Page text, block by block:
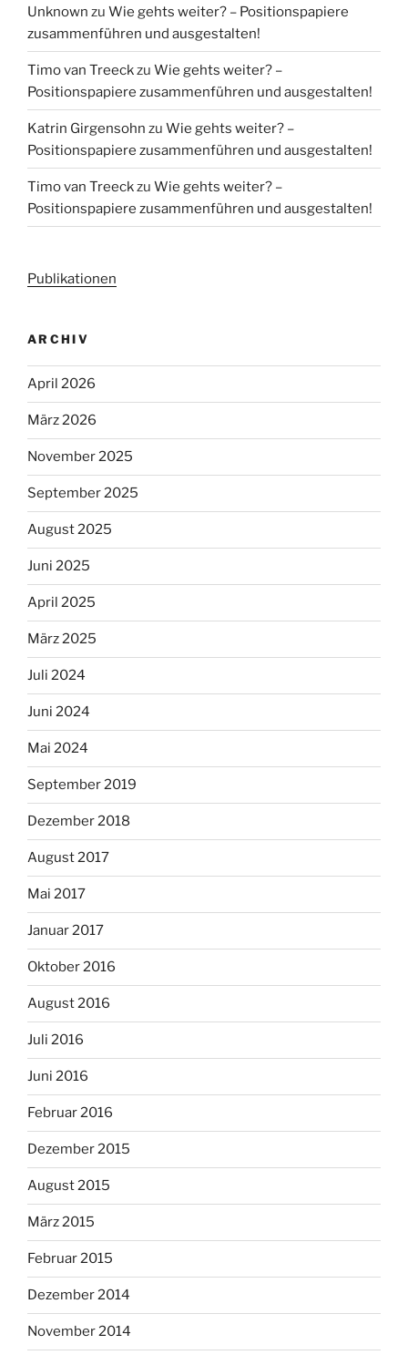
Unknown zu Wie gehts weiter? – Positionspapiere
zusammenführen und ausgestalten!
Timo van Treeckzu Wie gehts weiter? –
Positionspapiere zusammenführen und ausgestalten!
Katrin Girgensohn zu Wie gehts weiter? –
Positionspapiere zusammenführen und ausgestalten!
Timo van Treeckzu Wie gehts weiter? –
Positionspapiere zusammenführen und ausgestalten!
Publikationen
ARCHIV
April 2026
März 2026
November 2025
September 2025
August 2025
Juni 2025
April 2025
März 2025
Juli 2024
Juni 2024
Mai 2024
September 2019
Dezember 2018
August 2017
Mai 2017
Januar 2017
Oktober 2016
August 2016
Juli 2016
Juni 2016
Februar 2016
Dezember 2015
August 2015
März 2015
Februar 2015
Dezember 2014
November 2014